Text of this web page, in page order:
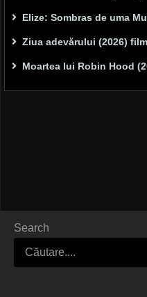
Elize: Sombras de uma
Ziua adevărului (2026)
Moartea lui Robin Hood
Search